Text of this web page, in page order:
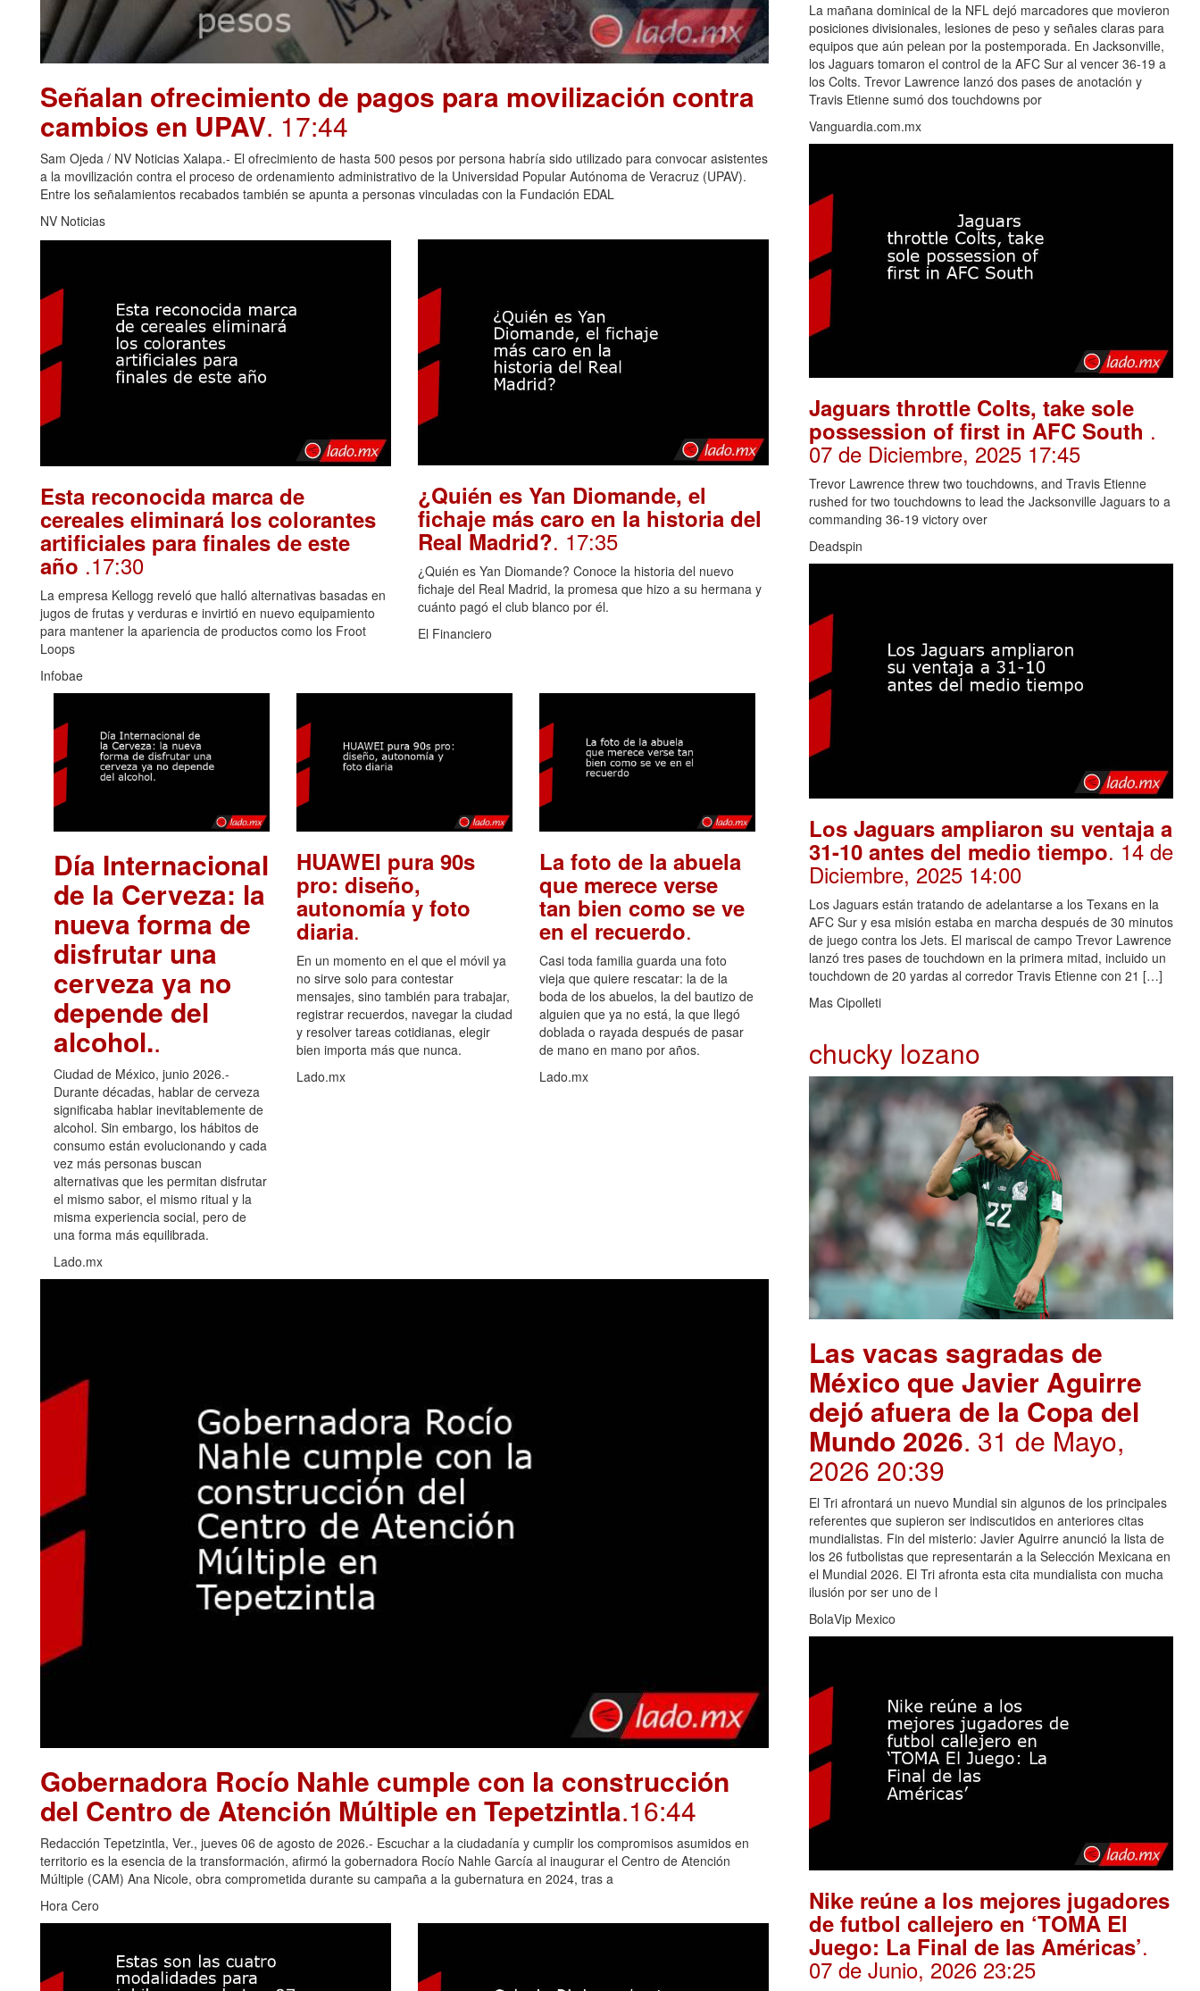
Señalan ofrecimiento de pagos para movilización contra
cambios en UPAV. 17:44
Sam Ojeda / NV Noticias Xalapa.- El ofrecimiento de hasta 500 pesos por persona habría sido utilizado para convocar asistentes
a la movilización contra el proceso de ordenamiento administrativo de la Universidad Popular Autónoma de Veracruz (UPAV).
Entre los señalamientos recabados también se apunta a personas vinculadas con la Fundación EDAL
NV Noticias
Esta reconocida marca de
cereales eliminará los colorantes
artificiales para finales de este
año .17:30
La empresa Kellogg reveló que halló alternativas basadas en
jugos de frutas y verduras e invirtió en nuevo equipamiento
para mantener la apariencia de productos como los Froot
Loops
Infobae
¿Quién es Yan Diomande, el
fichaje más caro en la historia del
Real Madrid?. 17:35
¿Quién es Yan Diomande? Conoce la historia del nuevo
fichaje del Real Madrid, la promesa que hizo a su hermana y
cuánto pagó el club blanco por él.
El Financiero
Día Internacional
de la Cerveza: la
nueva forma de
disfrutar una
cerveza ya no
depende del
alcohol..
Ciudad de México, junio 2026.-
Durante décadas, hablar de cerveza
significaba hablar inevitablemente de
alcohol. Sin embargo, los hábitos de
consumo están evolucionando y cada
vez más personas buscan
alternativas que les permitan disfrutar
el mismo sabor, el mismo ritual y la
misma experiencia social, pero de
una forma más equilibrada.
Lado.mx
HUAWEI pura 90s
pro: diseño,
autonomía y foto
diaria.
En un momento en el que el móvil ya
no sirve solo para contestar
mensajes, sino también para trabajar,
registrar recuerdos, navegar la ciudad
y resolver tareas cotidianas, elegir
bien importa más que nunca.
Lado.mx
La foto de la abuela
que merece verse
tan bien como se ve
en el recuerdo.
Casi toda familia guarda una foto
vieja que quiere rescatar: la de la
boda de los abuelos, la del bautizo de
alguien que ya no está, la que llegó
doblada o rayada después de pasar
de mano en mano por años.
Lado.mx
Gobernadora Rocío Nahle cumple con la construcción
del Centro de Atención Múltiple en Tepetzintla.16:44
Redacción Tepetzintla, Ver., jueves 06 de agosto de 2026.- Escuchar a la ciudadanía y cumplir los compromisos asumidos en
territorio es la esencia de la transformación, afirmó la gobernadora Rocío Nahle García al inaugurar el Centro de Atención
Múltiple (CAM) Ana Nicole, obra comprometida durante su campaña a la gubernatura en 2024, tras a
Hora Cero
La mañana dominical de la NFL dejó marcadores que movieron
posiciones divisionales, lesiones de peso y señales claras para
equipos que aún pelean por la postemporada. En Jacksonville,
los Jaguars tomaron el control de la AFC Sur al vencer 36-19 a
los Colts. Trevor Lawrence lanzó dos pases de anotación y
Travis Etienne sumó dos touchdowns por
Vanguardia.com.mx
Jaguars throttle Colts, take sole
possession of first in AFC South .
07 de Diciembre, 2025 17:45
Trevor Lawrence threw two touchdowns, and Travis Etienne
rushed for two touchdowns to lead the Jacksonville Jaguars to a
commanding 36-19 victory over
Deadspin
Los Jaguars ampliaron su ventaja a
31-10 antes del medio tiempo. 14 de
Diciembre, 2025 14:00
Los Jaguars están tratando de adelantarse a los Texans en la
AFC Sur y esa misión estaba en marcha después de 30 minutos
de juego contra los Jets. El mariscal de campo Trevor Lawrence
lanzó tres pases de touchdown en la primera mitad, incluido un
touchdown de 20 yardas al corredor Travis Etienne con 21 […]
Mas Cipolleti
chucky lozano
Las vacas sagradas de
México que Javier Aguirre
dejó afuera de la Copa del
Mundo 2026. 31 de Mayo,
2026 20:39
El Tri afrontará un nuevo Mundial sin algunos de los principales
referentes que supieron ser indiscutidos en anteriores citas
mundialistas. Fin del misterio: Javier Aguirre anunció la lista de
los 26 futbolistas que representarán a la Selección Mexicana en
el Mundial 2026. El Tri afronta esta cita mundialista con mucha
ilusión por ser uno de l
BolaVip Mexico
Nike reúne a los mejores jugadores
de futbol callejero en ‘TOMA El
Juego: La Final de las Américas’.
07 de Junio, 2026 23:25